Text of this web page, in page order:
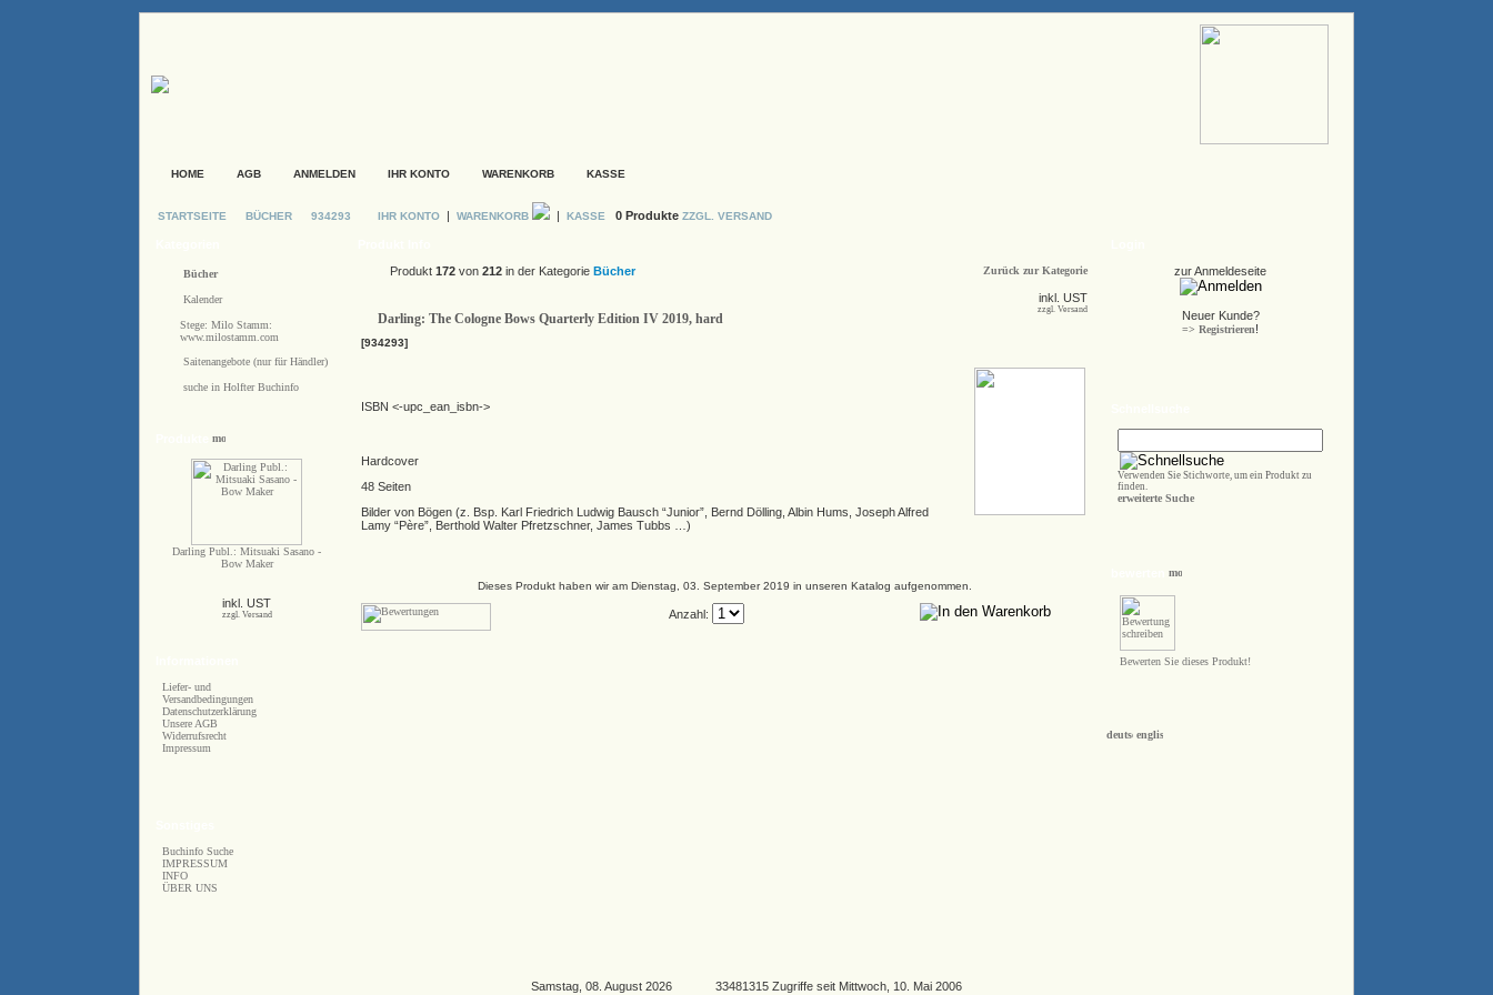
HOME AGB ANMELDEN IHR KONTO WARENKORB KASSE
STARTSEITE BÜCHER 934293 IHR KONTO | WARENKORB | KASSE 0 Produkte ZZGL. VERSAND
Bücher
Kalender
Stege: Milo Stamm:
www.milostamm.com
Saitenangebote (nur für Händler)
suche in Holfter Buchinfo
Darling Publ.: Mitsuaki Sasano -
Bow Maker
inkl. UST
zzgl. Versand
Liefer- und
Versandbedingungen
Datenschutzerklärung
Unsere AGB
Widerrufsrecht
Impressum
Buchinfo Suche
IMPRESSUM
INFO
ÜBER UNS
Produkt 172 von 212 in der Kategorie Bücher Zurück zur Kategorie
Darling: The Cologne Bows Quarterly Edition IV 2019, hard
[934293]
inkl. UST
zzgl. Versand
ISBN <-upc_ean_isbn->
Hardcover
48 Seiten
Bilder von Bögen (z. Bsp. Karl Friedrich Ludwig Bausch “Junior”, Bernd Dölling, Albin Hums, Joseph Alfred
Lamy “Père”, Berthold Walter Pfretzschner, James Tubbs …)
Dieses Produkt haben wir am Dienstag, 03. September 2019 in unseren Katalog aufgenommen.
Anzahl:
zur Anmeldeseite
Neuer Kunde?
=> Registrieren!
Verwenden Sie Stichworte, um ein Produkt zu
finden.
erweiterte Suche
Bewerten Sie dieses Produkt!
Samstag, 08. August 2026 33481315 Zugriffe seit Mittwoch, 10. Mai 2006